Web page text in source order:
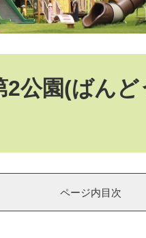
2公園(ばん
ページ内目次